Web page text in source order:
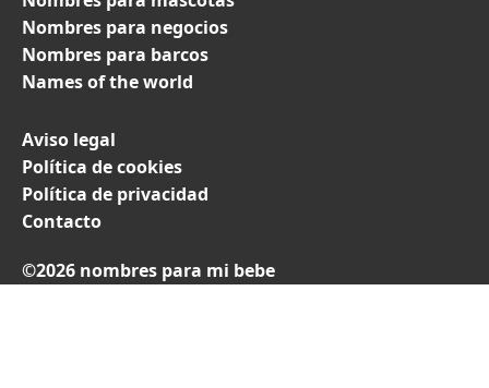
Nombres para negocios
Nombres para barcos
Names of the world
Aviso legal
Política de cookies
Política de privacidad
Contacto
©2026 nombres para mi bebe